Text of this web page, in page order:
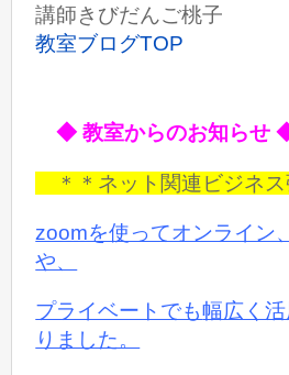
講師きびだんご桃子
教室ブログTOP
◆ 教室からのお知らせ
＊＊ネット関連ビジネ
zoomを使ってオンライン
や、
プライベートでも幅広く
りました。